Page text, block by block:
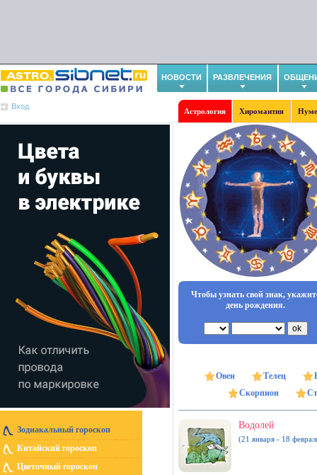
НОВОСТИ РАЗВЛЕЧЕНИЯ
Вход
Астрология Хиромантия
Зодиакальный гороскоп
Китайский гороскоп
Цветочный гороскоп
Чтобы узнать свой знак,
день рождения.
Овен Телец
Скорпион
Водолей
(21 января - 18